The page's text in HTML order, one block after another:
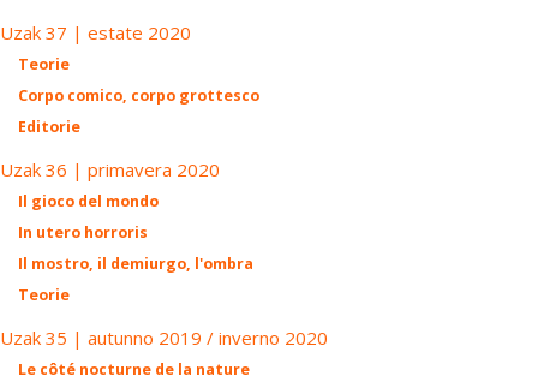
Uzak 37 | estate 2020
Teorie
Corpo comico, corpo grottesco
Editorie
Uzak 36 | primavera 2020
Il gioco del mondo
In utero horroris
Il mostro, il demiurgo, l'ombra
Teorie
Uzak 35 | autunno 2019 / inverno 2020
Le côté nocturne de la nature